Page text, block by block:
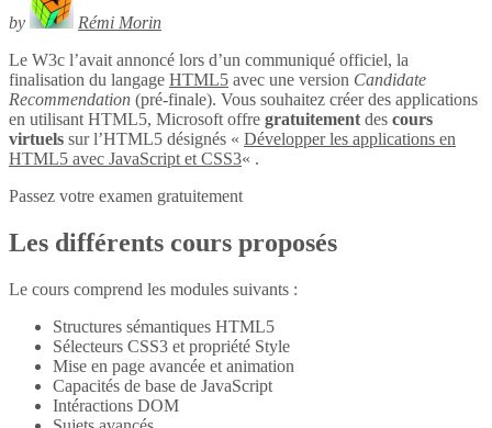
by
Rémi Morin
Le W3c l’avait annoncé lors d’un communiqué officiel, la
finalisation du langage HTML5 avec une version Candidate
Recommendation (pré-finale). Vous souhaitez créer des applications
en utilisant HTML5, Microsoft offre gratuitement des cours
virtuels sur l’HTML5 désignés « Développer les applications en
HTML5 avec JavaScript et CSS3« .
Passez votre examen gratuitement
Les différents cours proposés
Le cours comprend les modules suivants :
Structures sémantiques HTML5
Sélecteurs CSS3 et propriété Style
Mise en page avancée et animation
Capacités de base de JavaScript
Intéractions DOM